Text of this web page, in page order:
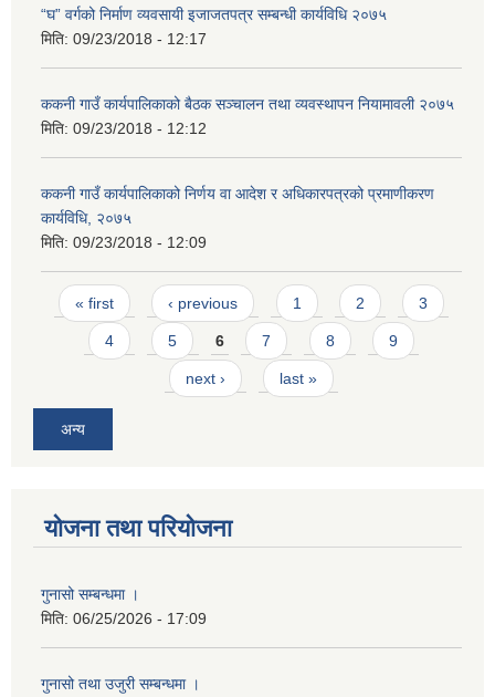
“घ” वर्गको निर्माण व्यवसायी इजाजतपत्र सम्बन्धी कार्यविधि २०७५
मिति: 09/23/2018 - 12:17
ककनी गाउँ कार्यपालिकाको बैठक सञ्चालन तथा व्यवस्थापन नियामावली २०७५
मिति: 09/23/2018 - 12:12
ककनी गाउँ कार्यपालिकाको निर्णय वा आदेश र अधिकारपत्रको प्रमाणीकरण
कार्यविधि, २०७५
मिति: 09/23/2018 - 12:09
Pages
« first ‹ previous 1 2 3
4 5 6 7 8 9
next › last »
अन्य
योजना तथा परियोजना
गुनासो सम्बन्धमा ।
मिति: 06/25/2026 - 17:09
गुनासो तथा उजुरी सम्बन्धमा ।